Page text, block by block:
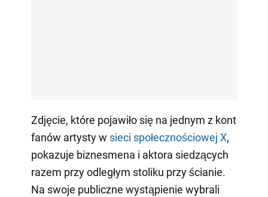
Zdjęcie, które pojawiło się na jednym z kont
fanów artysty w sieci społecznościowej X,
pokazuje biznesmena i aktora siedzących
razem przy odległym stoliku przy ścianie.
Na swoje publiczne wystąpienie wybrali